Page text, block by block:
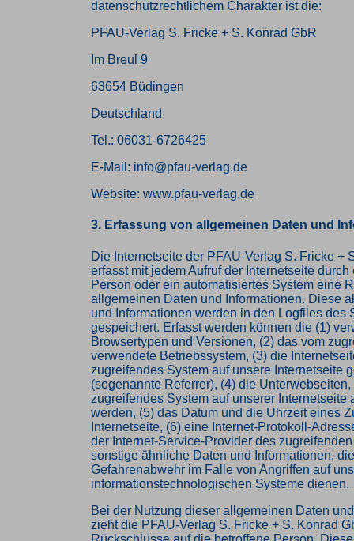
datenschutzrechtlichem Charakter ist die:
PFAU-Verlag S. Fricke + S. Konrad GbR
Im Breul 9
63654 Büdingen
Deutschland
Tel.: 06031-6726425
E-Mail: info@pfau-verlag.de
Website: www.pfau-verlag.de
3. Erfassung von allgemeinen Daten und
Die Internetseite der PFAU-Verlag S. Fricke +
erfasst mit jedem Aufruf der Internetseite durch
Person oder ein automatisiertes System eine
allgemeinen Daten und Informationen. Diese
und Informationen werden in den Logfiles des
gespeichert. Erfasst werden können die (1)
Browsertypen und Versionen, (2) das vom
verwendete Betriebssystem, (3) die
zugreifendes System auf unsere Internetseite
(sogenannte Referrer), (4) die
zugreifendes System auf unserer Internetseite
werden, (5) das Datum und die Uhrzeit eines
Internetseite, (6) eine Internet-Protokoll-
der Internet-Service-Provider des
sonstige ähnliche Daten und Informationen,
Gefahrenabwehr im Falle von Angriffen auf
informationstechnologischen Systeme dienen.
Bei der Nutzung dieser allgemeinen Daten
zieht die PFAU-Verlag S. Fricke + S. Konrad